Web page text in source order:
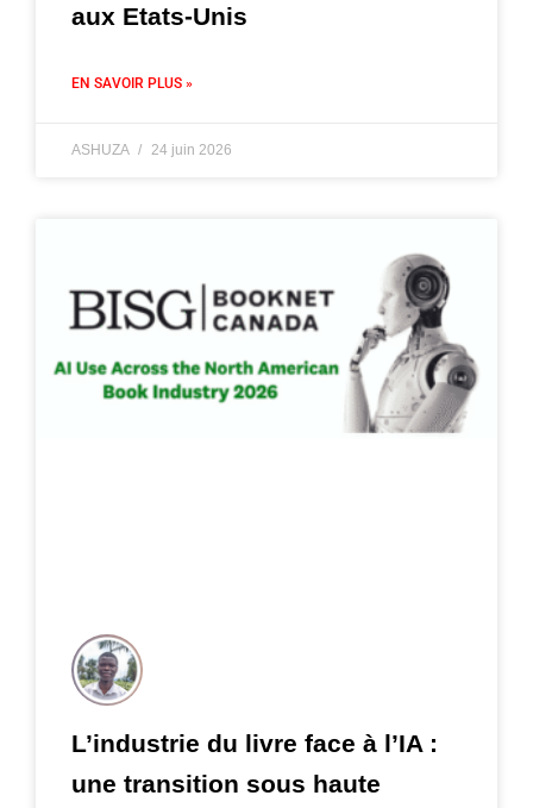
aux Etats-Unis
EN SAVOIR PLUS »
ASHUZA 24 juin 2026
L’industrie du livre face à l’IA :
une transition sous haute